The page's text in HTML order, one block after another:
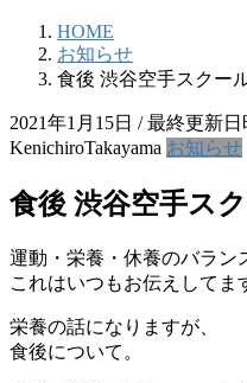
HOME
お知らせ
食後 渋谷空手スクー
2021年1月15日 / 最終更新日
KenichiroTakayama お知らせ
食後 渋谷空手ス
運動・栄養・休養のバラン
これはいつもお伝えしてま
栄養の話になりますが、
食後について。